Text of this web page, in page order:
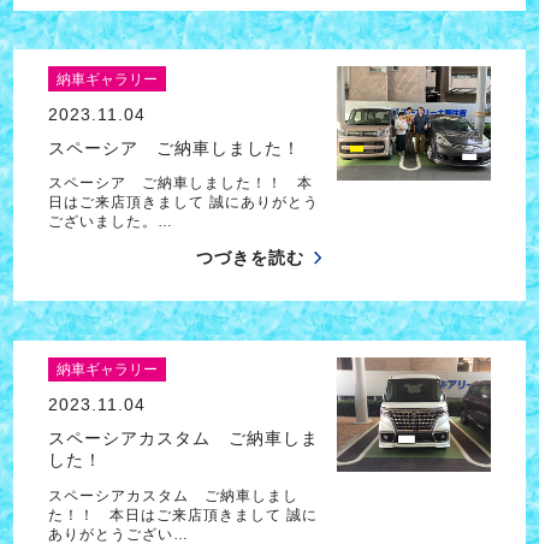
納車ギャラリー
2023.11.04
スペーシア ご納車しました！
スペーシア ご納車しました！！ 本
日はご来店頂きまして 誠にありがとう
ございました。…
つづきを読む
納車ギャラリー
2023.11.04
スペーシアカスタム ご納車しま
した！
スペーシアカスタム ご納車しまし
た！！ 本日はご来店頂きまして 誠に
ありがとうござい…